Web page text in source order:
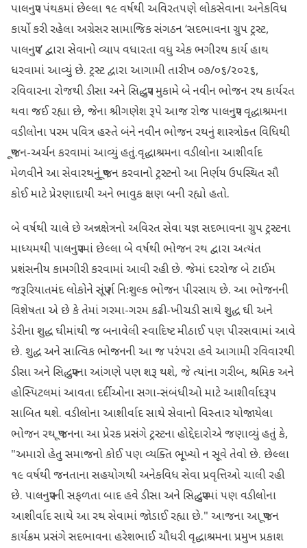
પાલનપુર પંથકમાં છેલ્લા ૧૯ વર્ષથી અવિરતપણે લોકસેવાના અનેકવિધ
કાર્યો કરી રહેલા અગ્રેસર સામાજિક સંગઠન ‘સદભાવના ગ્રુપ ટ્રસ્ટ,
પાલનપુર’ દ્વારા સેવાનો વ્યાપ વધારતા વધુ એક ભગીરથ કાર્ય હાથ
ધરવામાં આવ્યું છે. ટ્રસ્ટ દ્વારા આગામી તારીખ ૦૭/૦૬/૨૦૨૬,
રવિવારના રોજથી ડીસા અને સિદ્ધપુર મુકામે બે નવીન ભોજન રથ કાર્યરત
થવા જઈ રહ્યા છે, જેના શ્રીગણેશ રૂપે આજ રોજ પાલનપુર વૃદ્ધાશ્રમના
વડીલોના પરમ પવિત્ર હસ્તે બંને નવીન ભોજન રથનું શાસ્ત્રોક્ત વિધિથી
પૂજન-અર્ચન કરવામાં આવ્યું હતું.વૃદ્ધાશ્રમના વડીલોના આશીર્વાદ
મેળવીને આ સેવારથનું પૂજન કરવાનો ટ્રસ્ટનો આ નિર્ણય ઉપસ્થિત સૌ
કોઈ માટે પ્રેરણાદાયી અને ભાવુક ક્ષણ બની રહ્યો હતો.
બે વર્ષથી ચાલે છે અન્નક્ષેત્રનો અવિરત સેવા યજ્ઞ સદભાવના ગ્રુપ ટ્રસ્ટના
માધ્યમથી પાલનપુરમાં છેલ્લા બે વર્ષથી ભોજન રથ દ્વારા અત્યંત
પ્રશંસનીય કામગીરી કરવામાં આવી રહી છે. જેમાં દરરોજ બે ટાઈમ
જરૂરિયાતમંદ લોકોને સંપૂર્ણ નિઃશુલ્ક ભોજન પીરસાય છે. આ ભોજનની
વિશેષતા એ છે કે તેમાં ગરમા-ગરમ કઢી-ખીચડી સાથે શુદ્ધ ઘી અને
ડેરીના શુદ્ધ ઘીમાંથી જ બનાવેલી સ્વાદિષ્ટ મીઠાઈ પણ પીરસવામાં આવે
છે. શુદ્ધ અને સાત્વિક ભોજનની આ જ પરંપરા હવે આગામી રવિવારથી
ડીસા અને સિદ્ધપુરના આંગણે પણ શરૂ થશે, જે ત્યાંના ગરીબ, શ્રમિક અને
હોસ્પિટલમાં આવતા દર્દીઓના સગા-સંબંધીઓ માટે આશીર્વાદરૂપ
સાબિત થશે. વડીલોના આશીર્વાદ સાથે સેવાનો વિસ્તાર યોજાયેલા
ભોજન રથ પૂજનના આ પ્રેરક પ્રસંગે ટ્રસ્ટના હોદ્દેદારોએ જણાવ્યું હતું કે,
"અમારો હેતુ સમાજનો કોઈ પણ વ્યક્તિ ભૂખ્યો ન સૂવે તેવો છે. છેલ્લા
૧૯ વર્ષથી જનતાના સહયોગથી અનેકવિધ સેવા પ્રવૃત્તિઓ ચાલી રહી
છે. પાલનપુરની સફળતા બાદ હવે ડીસા અને સિદ્ધપુરમાં પણ વડીલોના
આશીર્વાદ સાથે આ રથ સેવામાં જોડાઈ રહ્યા છે." આજના આ પૂજન
કાર્યક્રમ પ્રસંગે સદભાવના હરેશભાઈ ચૌધરી વૃદ્ધાશ્રમના પ્રમુખ પ્રકાશ